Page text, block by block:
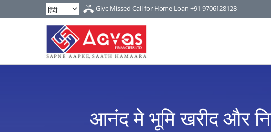
Give Missed Call for Home Loan +91 9706128128
आनंद मे भूमि खरीद और